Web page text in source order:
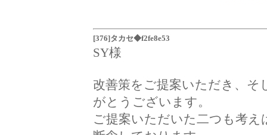
[376]タカセ◆f2fe8e53
SY様
改善策をご提案いただき、
がとうございます。
ご提案いただいた二つも考